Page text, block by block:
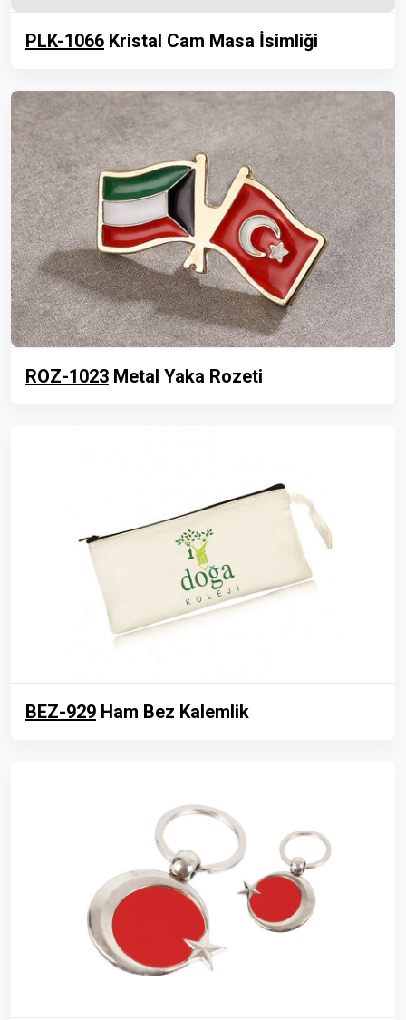
PLK-1066 Kristal Cam Masa İsimliği
ROZ-1023 Metal Yaka Rozeti
BEZ-929 Ham Bez Kalemlik